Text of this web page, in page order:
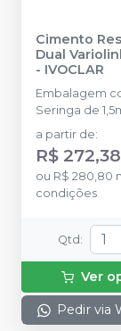
Cimento
Dual
- IVOCLAR
Embalagem
Seringa de
a partir de:
R$ 272,38
ou R$ 280,80
condições
Qtd :
Ver
Pedir via